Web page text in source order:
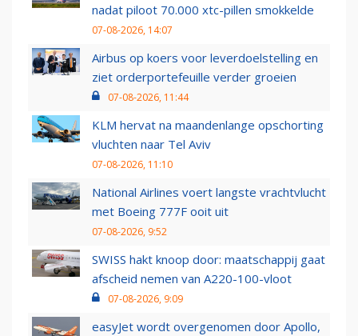
nadat piloot 70.000 xtc-pillen smokkelde
07-08-2026, 14:07
Airbus op koers voor leverdoelstelling en
ziet orderportefeuille verder groeien
07-08-2026, 11:44
KLM hervat na maandenlange opschorting
vluchten naar Tel Aviv
07-08-2026, 11:10
National Airlines voert langste vrachtvlucht
met Boeing 777F ooit uit
07-08-2026, 9:52
SWISS hakt knoop door: maatschappij gaat
afscheid nemen van A220-100-vloot
07-08-2026, 9:09
easyJet wordt overgenomen door Apollo,